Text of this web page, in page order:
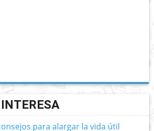
INTERESA
para alargar la vida útil